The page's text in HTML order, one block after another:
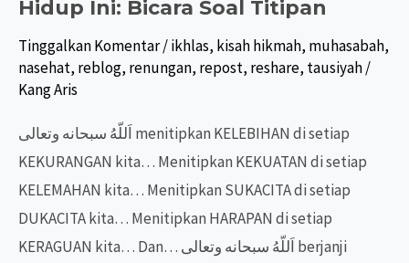
Hidup Ini: Bicara Soal Titipan
Tinggalkan Komentar/ikhlas, kisah hikmah, muhasabah,
nasehat, reblog, renungan, repost, reshare, tausiyah/
Kang Aris
اَللّهُ سبحانه وتعالى menitipkan KELEBIHAN di setiap
KEKURANGAN kita… Menitipkan KEKUATAN di setiap
KELEMAHAN kita… Menitipkan SUKACITA di setiap
DUKACITA kita… Menitipkan HARAPAN di setiap
KERAGUAN kita… Dan… اَللّهُ سبحانه وتعالى berjanji